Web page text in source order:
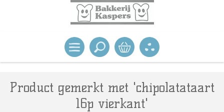
Product gemerkt met 'chipolatataart
16p vierkant'